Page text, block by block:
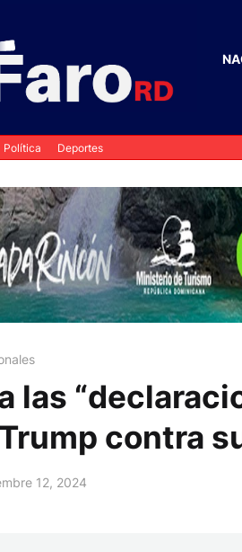
Política Deportes
las
contra
12, 2024